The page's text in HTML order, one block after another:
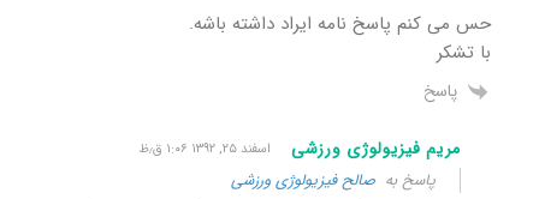
حس می کنم پاسخ نامه ایراد داشته باشه.
با تشکر
پاسخ
مریم فیزیولوژی ورزشی اسفند ۲۵, ۱۳۹۲ ۱:۰۶ ق٫ظ
پاسخ به صالح فیزیولوژی ورزشی